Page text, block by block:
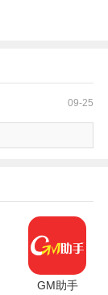
09-25
GM助手